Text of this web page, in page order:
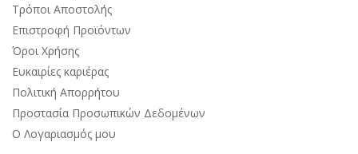
Τρόποι Αποστολής
Επιστροφή Προϊόντων
Όροι Χρήσης
Ευκαιρίες καριέρας
Πολιτική Απορρήτου
Προστασία Προσωπικών Δεδομένων
Ο Λογαριασμός μου